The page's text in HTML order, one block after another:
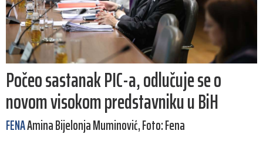
Počeo sastanak PIC-a, odlučuje se o
novom visokom predstavniku u BiH
FENAAmina Bijelonja Muminović, Foto: Fena